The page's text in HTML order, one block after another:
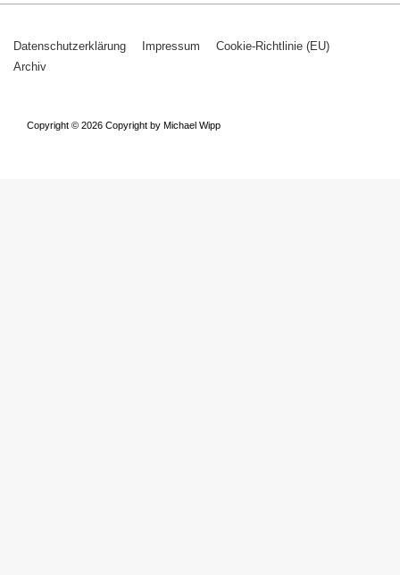
Footer-
Menü
Datenschutzerklärung Impressum
Cookie-Richtlinie (EU)
Archiv
Copyright © 2026 Copyright by Michael Wipp